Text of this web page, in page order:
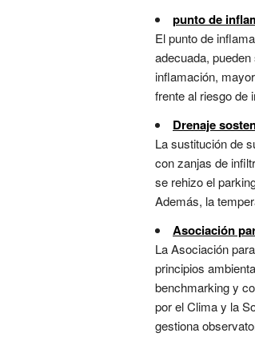
punto de
El punto de
adecuada,
inflamación,
frente al riesgo de
Drenaje
La sustitución de
con zanjas de
se rehizo el
Además, la
Asociación
La Asociación
principios
benchmarking y
por el Clima y la
gestiona